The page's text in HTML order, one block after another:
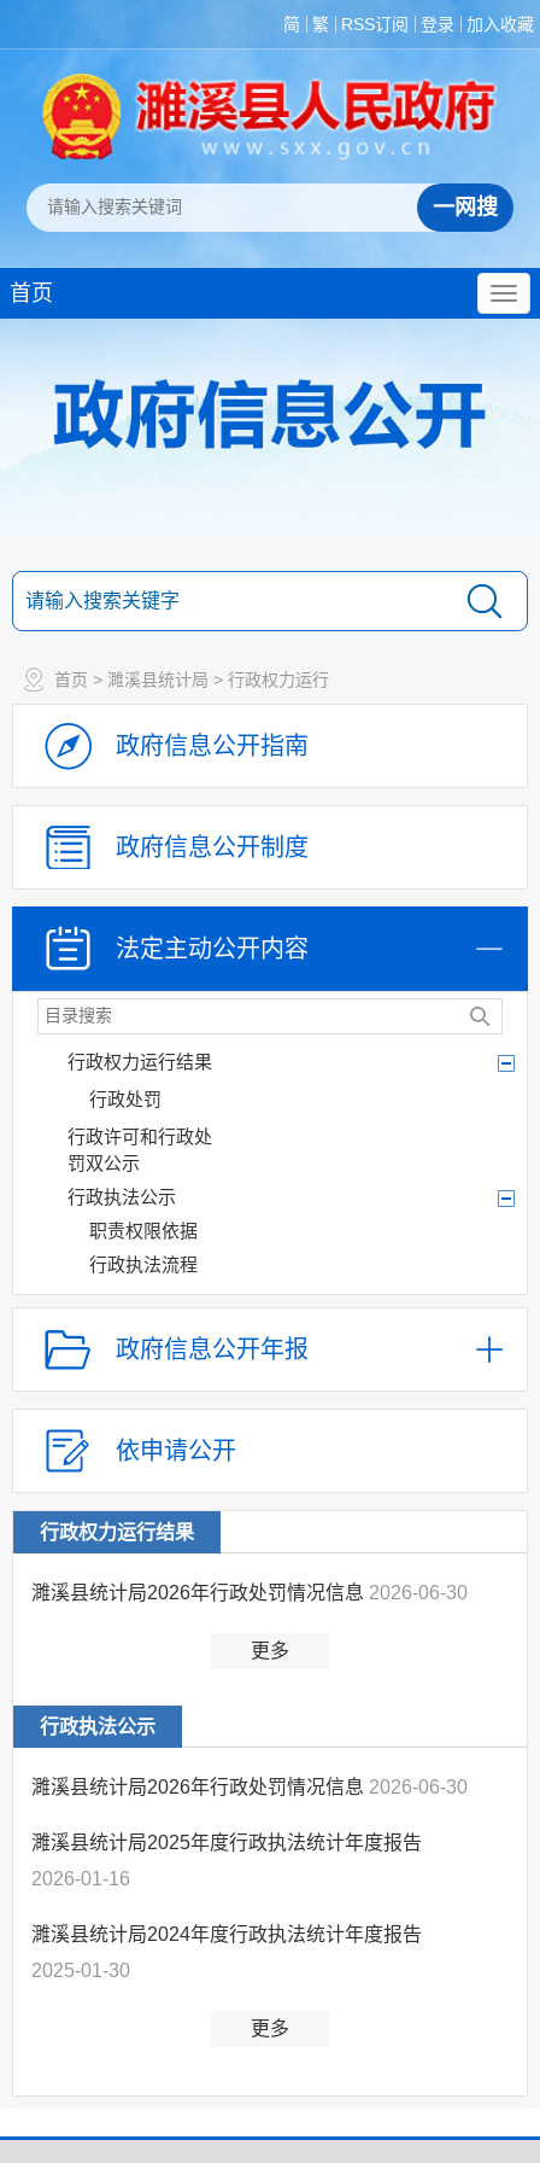
简 繁 RSS订阅 登录 加入收藏
首页
首页 > 濉溪县统计局 > 行政权力运行
政府信息公开指南
政府信息公开制度
法定主动公开内容
规划计划
决策部署落实情况
机构领导
机构设置
人事信息
财政资金
应急管理
整情况
行政权力运行
行政权力运行结果
行政处罚
行政许可和行政处
罚双公示
行政执法公示
职责权限依据
行政执法流程
行政执法结果
“双随机一公开”
网上政务服务
招标采购
新闻发布
上级政策解读
本级政策解读
监督保障
计信息
政府信息公开年报
依申请公开
行政权力运行结果
濉溪县统计局2026年行政处罚情况信息 2026-06-30
更多
行政执法公示
濉溪县统计局2026年行政处罚情况信息 2026-06-30
濉溪县统计局2025年度行政执法统计年度报告
2026-01-16
濉溪县统计局2024年度行政执法统计年度报告
2025-01-30
更多